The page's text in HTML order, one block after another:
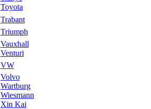
Toyota
Trabant
Triumph
Vauxhall
Venturi
VW
Volvo
Wartburg
Wiesmann
Xin Kai